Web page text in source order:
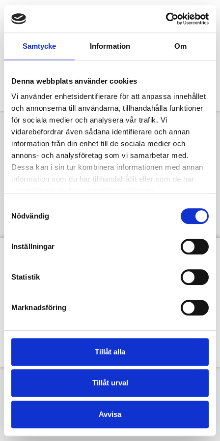
Samtycke Information Om
Denna webbplats använder cookies
Vi använder enhetsidentifierare för att anpassa innehållet
och annonserna till användarna, tillhandahålla funktioner
för sociala medier och analysera vår trafik. Vi
vidarebefordrar även sådana identifierare och annan
information från din enhet till de sociala medier och
annons- och analysföretag som vi samarbetar med.
Dessa kan i sin tur kombinera informationen med annan
information som du har tillhandahållit eller som de har
Nödvändig
Inställningar
Statistik
Marknadsföring
Tillåt alla
Tillåt urval
Avvisa
Rydals Museum:
Utställningen
Bread”.
Denna hemsida och dess innehåll tillhör TextilHistoriska Sällskapet. Bilder
Copyright © 2015-2023 TextilHistoriska Sällskapet